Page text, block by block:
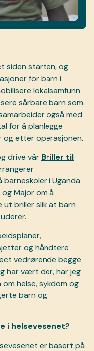
siden starten, og
for barn i
lokalsamfunn
sårbare barn som
også med
for å planlegge
og etter operasjonen.
drive vår Briller til
barneskoler i Uganda
Major om å
ut briller slik at barn
og håndtere
vedrørende begge
har vært der, har jeg
helse, sykdom og
barn og
i helsevesenet?
er basert på